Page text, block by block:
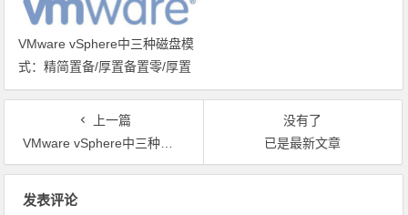
VMware vSphere中三种磁盘模
式：精简置备/厚置备置零/厚置
备延迟置零
上一篇
VMware vSphere中三种磁盘模式：精简置备/厚置备置零/厚置备延迟置零
没有了
已是最新文章
发表评论